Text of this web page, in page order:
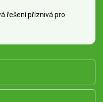
řešení příznivá pro